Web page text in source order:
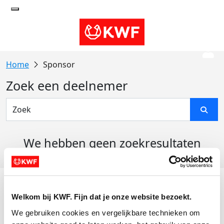
Welkom bij KWF. Fijn dat je onze website bezoekt.
We gebruiken cookies en vergelijkbare technieken om
Sponsor
Zoek een deelnemer
We hebben geen zoekresultaten
Actiematerialen
Evenementen